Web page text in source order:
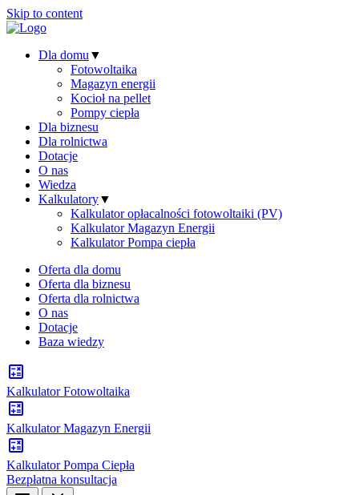
Skip to content
Dla domu ▼
Fotowoltaika
Magazyn energii
Kocioł na pellet
Pompy ciepła
Dla biznesu
Dla rolnictwa
Dotacje
O nas
Wiedza
Kalkulatory▼
Kalkulator opłacalności fotowoltaiki (PV)
Kalkulator Magazyn Energii
Kalkulator Pompa ciepła
Oferta dla domu
Oferta dla biznesu
Oferta dla rolnictwa
O nas
Dotacje
Baza wiedzy
Kalkulator Fotowoltaika
Kalkulator Magazyn Energii
Kalkulator Pompa Ciepła
Bezpłatna konsultacja